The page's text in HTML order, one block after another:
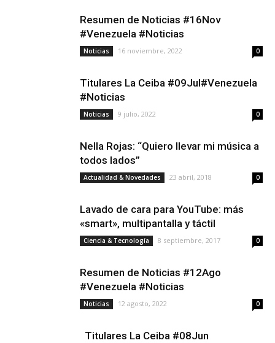
Resumen de Noticias #16Nov
#Venezuela #Noticias
Noticias 16 noviembre, 2022 0
Titulares La Ceiba #09Jul#Venezuela
#Noticias
Noticias 9 julio, 2022 0
Nella Rojas: “Quiero llevar mi música a
todos lados”
Actualidad & Novedades 23 abril, 2018 0
Lavado de cara para YouTube: más
«smart», multipantalla y táctil
Ciencia & Tecnología 8 septiembre, 2017 0
Resumen de Noticias #12Ago
#Venezuela #Noticias
Noticias 12 agosto, 2022 0
Titulares La Ceiba #08Jun